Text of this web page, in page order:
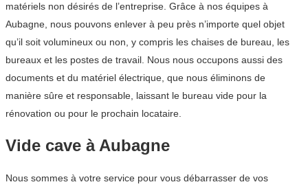
matériels non désirés de l’entreprise. Grâce à nos équipes à
Aubagne, nous pouvons enlever à peu près n’importe quel objet
qu’il soit volumineux ou non, y compris les chaises de bureau, les
bureaux et les postes de travail. Nous nous occupons aussi des
documents et du matériel électrique, que nous éliminons de
manière sûre et responsable, laissant le bureau vide pour la
rénovation ou pour le prochain locataire.
Vide cave à Aubagne
Nous sommes à votre service pour vous débarrasser de vos